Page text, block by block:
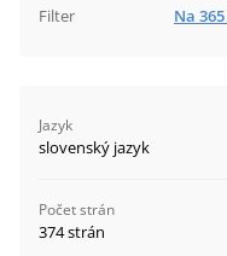
Filter Na
Jazyk
slovenský jazyk
Počet strán
374 strán